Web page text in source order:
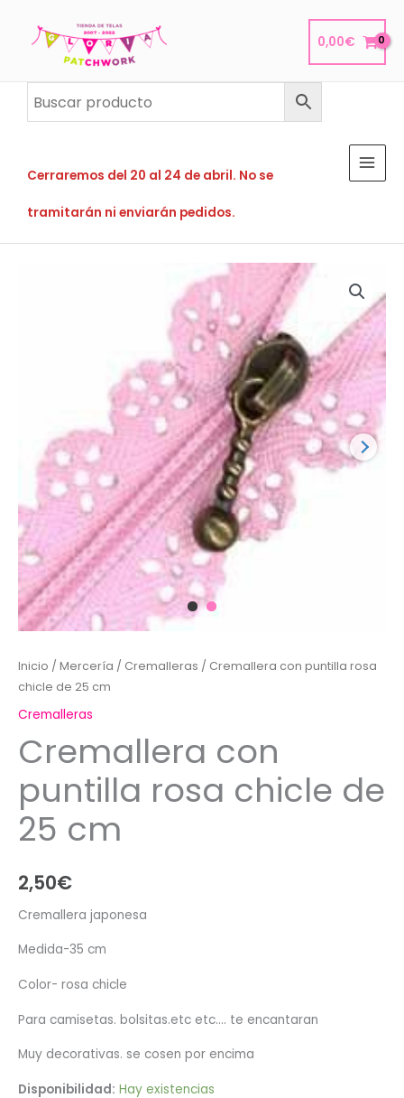
0,00€
Cerraremos del 20 al 24 de abril. No se
tramitarán ni enviarán pedidos.
Inicio / Mercería / Cremalleras / Cremallera con puntilla rosa
chicle de 25 cm
Cremalleras
Cremallera con
puntilla rosa chicle de
25 cm
2,50€
Cremallera japonesa
Medida-35 cm
Color- rosa chicle
Para camisetas. bolsitas.etc etc…. te encantaran
Muy decorativas. se cosen por encima
Disponibilidad: Hay existencias